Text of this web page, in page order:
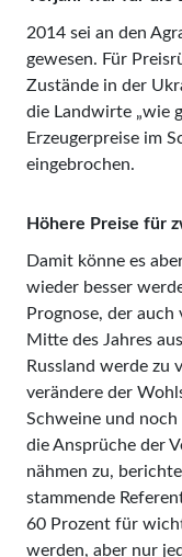
2014 sei an den
gewesen. Für
Zustände in der
die Landwirte „wie
Erzeugerpreise im
eingebrochen.
Höhere Preise für
Damit könne es
wieder besser
Prognose, der
Mitte des Jahres
Russland werde zu
verändere der
Schweine und
die Ansprüche der
nähmen zu,
stammende
60 Prozent für
werden, aber nur